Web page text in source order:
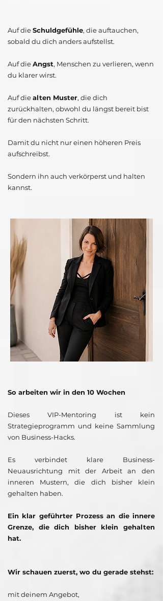
Auf dieSchuldgefühle, die auftauchen,
sobald du dich anders aufstellst.
Auf dieAngst, Menschen zu verlieren, wenn
du klarer wirst.
Auf diealten Muster, die dich
zurückhalten, obwohl du längst bereit bist
für den nächsten Schritt.
Damit du nicht nur einen höheren Preis
aufschreibst.
Sondern ihn auch verkörperst und halten
kannst.
So arbeiten wir in den 10 Wochen
Dieses VIP-Mentoring ist kein
Strategieprogramm und keine Sammlung
von Business-Hacks.
​Es verbindet klare Business-
Neuausrichtung mit der Arbeit an den
inneren Mustern, die dich bisher klein
gehalten haben.
Ein klar geführter Prozess an die innere
Grenze, die dich bisher klein gehalten
hat.
Wir schauen zuerst, wo du gerade stehst:
mit deinem Angebot,